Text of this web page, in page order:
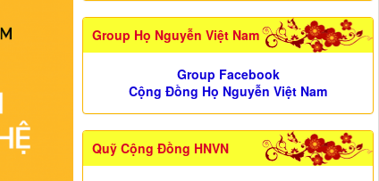
Group Họ Nguyễn Việt Nam
Group Facebook
Cộng Đồng Họ Nguyễn Việt Nam
Quỹ Cộng Đồng HNVN